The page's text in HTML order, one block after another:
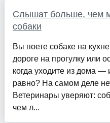
Слышат больше, чем
собаки
Вы поете собаке на
дороге на прогулку или
когда уходите из дома —
равно? На самом деле
Ветеринары уверяют:
чем л...